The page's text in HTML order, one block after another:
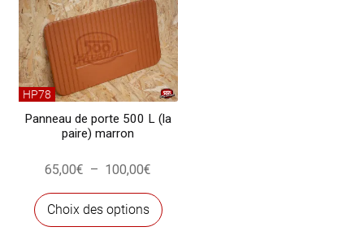
HP78
Panneau de porte 500 L (la
paire) marron
65,00€ – 100,00€
prix :
65,00€
Choix des options
Ce